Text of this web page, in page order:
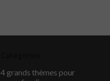
4 grands thèmes pour